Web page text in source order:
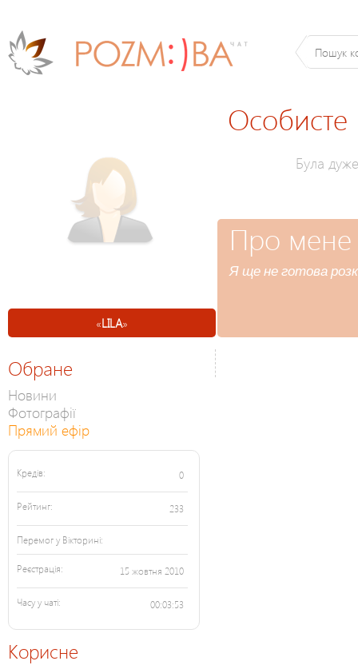
«LILA»
Особисте
Була
Про мене
Я ще не готова
Обране
Новини
Фотографії
Прямий ефір
Кредів: 0
Рейтинг: 233
Перемог у Вікторині:
Реєстрація: 15 жовтня 2010
Часу у чаті: 00:03:53
Корисне